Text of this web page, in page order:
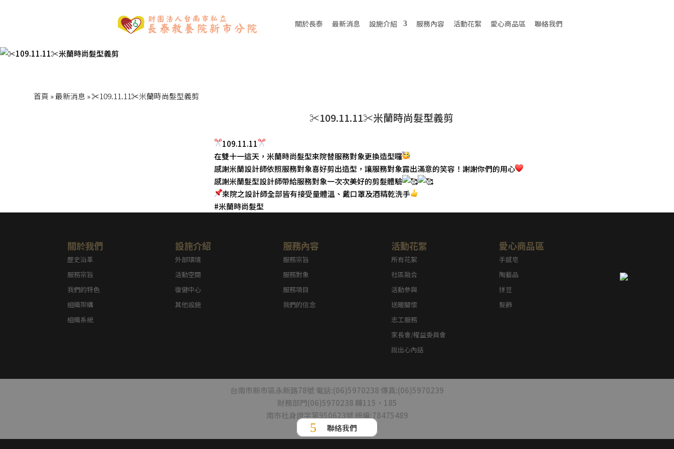
關於長泰 最新消息 設施介紹 服務內容 活動花絮 愛心商品區 聯絡我們
首頁 »最新消息 »✂️109.11.11✂️米蘭時尚髮型義剪
✂️109.11.11✂️米蘭時尚髮型義剪
109.11.11
在雙十一這天，米蘭時尚髮型來院替服務對象更換造型囉
感謝米蘭設計師依照服務對象喜好剪出造型，讓服務對象露出滿意的笑容！謝謝你們的用心
感謝米蘭髮型設計師帶給服務對象一次次美好的剪髮體驗
來院之設計師全部皆有接受量體溫、戴口罩及酒精乾洗手
#米蘭時尚髮型
關於我們
歷史沿革
服務宗旨
我們的特色
組織架構
組織系統
設施介紹
外部環境
活動空間
復健中心
其他設施
服務內容
服務宗旨
服務對象
服務項目
我們的信念
活動花絮
所有花絮
社區融合
活動參與
送暖關懷
志工服務
家長會/權益委員會
說出心內話
愛心商品區
手感皂
陶藝品
拼豆
髮飾
台南市新市區永新路78號 電話:(06)5970238 傳真:(06)5970239
財務部門(06)5970238 轉115，185
南市社身證字第950623號 統編:78475489
聯絡我們